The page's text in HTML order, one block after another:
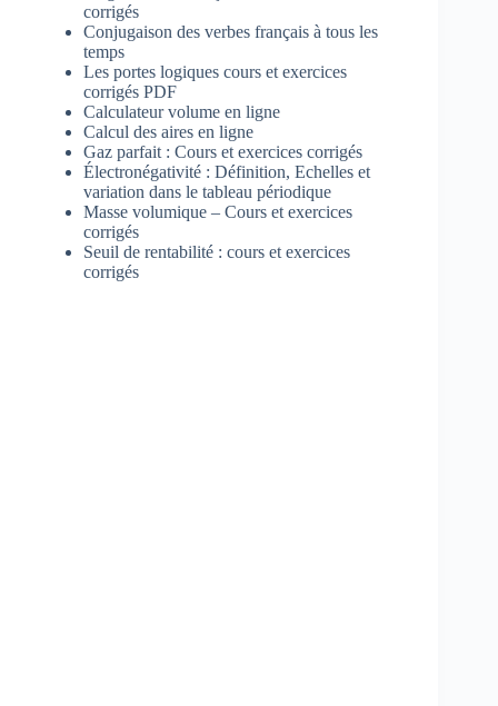
corrigés
Conjugaison des verbes français à tous les
temps
Les portes logiques cours et exercices
corrigés PDF
Calculateur volume en ligne
Calcul des aires en ligne
Gaz parfait : Cours et exercices corrigés
Électronégativité : Définition, Echelles et
variation dans le tableau périodique
Masse volumique – Cours et exercices
corrigés
Seuil de rentabilité : cours et exercices
corrigés